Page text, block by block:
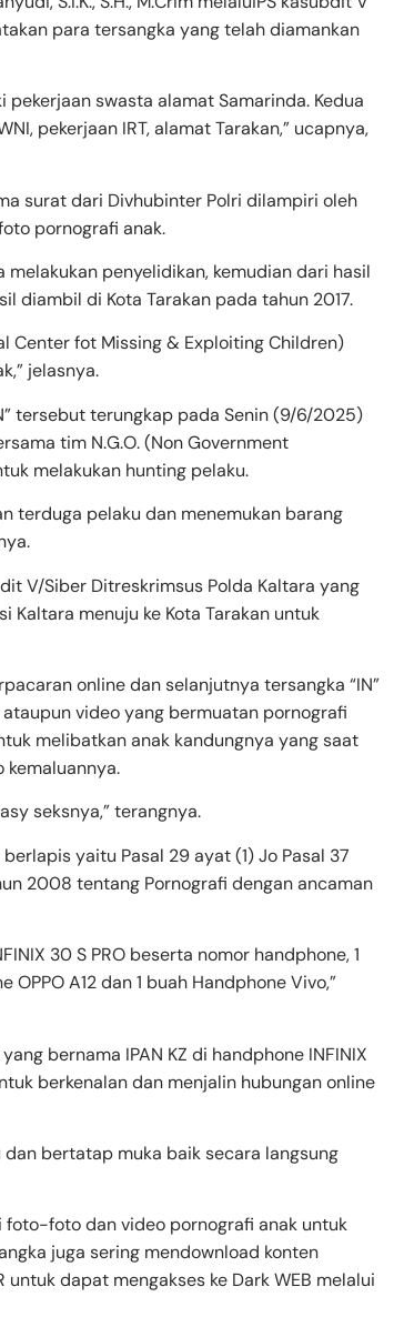
para tersangka yang telah diamankan
pekerjaan swasta alamat Samarinda. Kedua
pekerjaan IRT, alamat Tarakan,” ucapnya,
surat dari Divhubinter Polri dilampiri oleh
pornografi anak.
penyelidikan, kemudian dari hasil
di Kota Tarakan pada tahun 2017.
Center fot Missing & Exploiting Children)
jelasnya.
tersebut terungkap pada Senin (9/6/2025)
tim N.G.O. (Non Government
melakukan hunting pelaku.
terduga pelaku dan menemukan barang
V/Siber Ditreskrimsus Polda Kaltara yang
Kaltara menuju ke Kota Tarakan untuk
online dan selanjutnya tersangka “IN”
video yang bermuatan pornografi
melibatkan anak kandungnya yang saat
seksnya,” terangnya.
yaitu Pasal 29 ayat (1) Jo Pasal 37
2008 tentang Pornografi dengan ancaman
30 S PRO beserta nomor handphone, 1
A12 dan 1 buah Handphone Vivo,”
bernama IPAN KZ di handphone INFINIX
berkenalan dan menjalin hubungan online
bertatap muka baik secara langsung
foto-foto dan video pornografi anak untuk
juga sering mendownload konten
dapat mengakses ke Dark WEB melalui